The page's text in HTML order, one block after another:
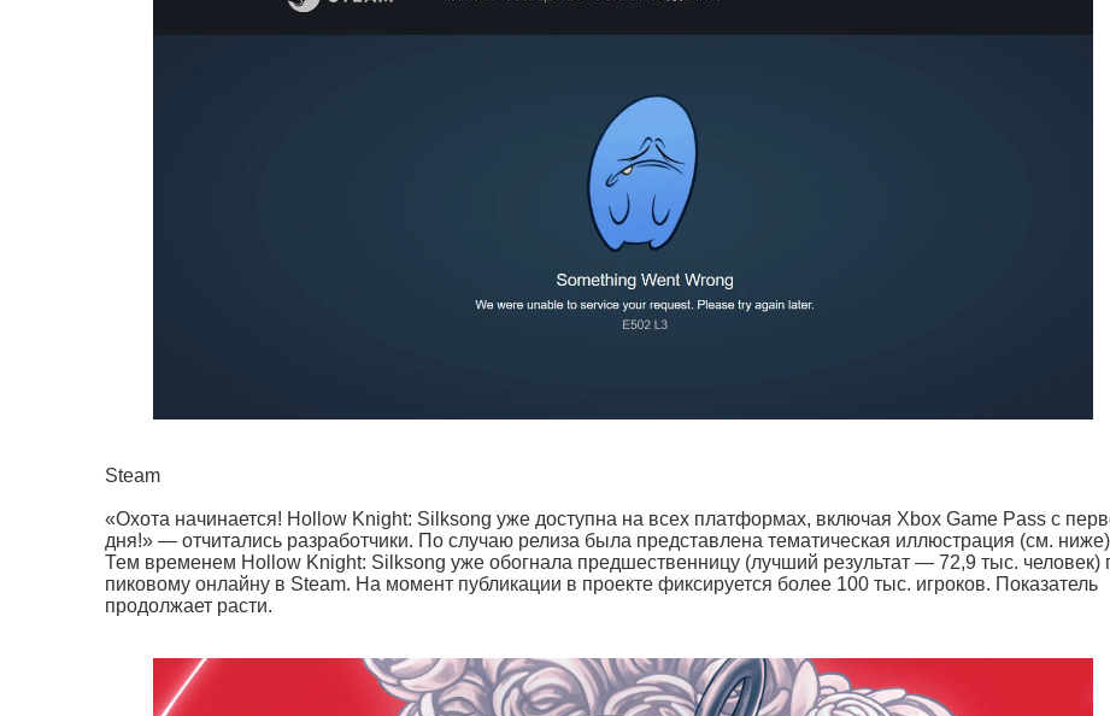
Steam
«Охота начинается! Hollow Knight: Silksong уже доступна на всех платформах, включая Xbox Game Pass с
дня!» — отчитались разработчики. По случаю релиза была представлена тематическая иллюстрация (см.
Тем временем Hollow Knight: Silksong уже обогнала предшественницу (лучший результат — 72,9 тыс. человек)
пиковому онлайну в Steam. На момент публикации в проекте фиксируется более 100 тыс. игроков. Показатель
продолжает расти.